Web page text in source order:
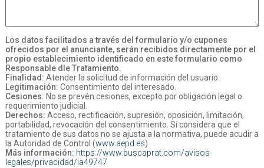
Los datos facilitados a través del formulario y/o cupones
ofrecidos por el anunciante, serán recibidos directamente por el
propio establecimiento identificado en este formulario como
Responsable dle Tratamiento.
Finalidad: Atender la solicitud de información del usuario.
Legitimación: Consentimiento del interesado.
Cesiones: No se prevén cesiones, excepto por obligación legal o
requerimiento judicial.
Derechos: Acceso, rectificación, supresión, oposición, limitación,
portabilidad, revocación del consentimiento. Si considera que el
tratamiento de sus datos no se ajusta a la normativa, puede acudir a
la Autoridad de Control (www.aepd.es)
Más información: https://www.buscaprat.com/avisos-
legales/privacidad/ia49747